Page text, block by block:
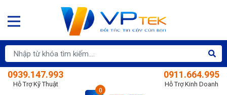
0939.147.993
Hỗ Trợ Kỹ Thuật
0911.664.995
Hỗ Trợ Kinh Doanh
0